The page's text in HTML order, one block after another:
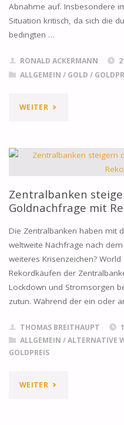
Abnahme auf. Insbesondere
Situation kritisch, da sich die
bedingten …
RONALD ACKERMANN
ALLGEMEIN / GOLD /
WEITER"GOLDPREIS
DIE
ENTWICKLUNG
2024"
Zentralbanken
Goldnachfrage mit
Die Zentralbanken haben mit
weltweite Nachfrage nach
weiteres Krisenzeichen?
Rekordkäufen der
Lockdown und Stromsorgen
zutun. Während der ein oder
THOMAS BREITHAUPT
ALLGEMEIN /ALTERNATIVE
GOLDPREIS
WEITER"ZENTRALBANKEN